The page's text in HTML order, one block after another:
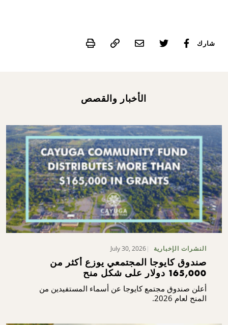
شارك Print
الأخبار والقصص
النشرات الإخبارية July 30, 2026
صندوق كايوجا المجتمعي يوزع أكثر من
165,000 دولار على شكل منح
أعلن صندوق مجتمع كايوجا عن أسماء المستفيدين من
المنح لعام 2026.